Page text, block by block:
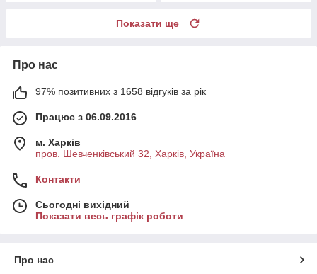
Показати ще
Про нас
97% позитивних з 1658 відгуків за рік
Працює з 06.09.2016
м. Харків
пров. Шевченківський 32, Харків, Україна
Контакти
Сьогодні вихідний
Показати весь графік роботи
Про нас